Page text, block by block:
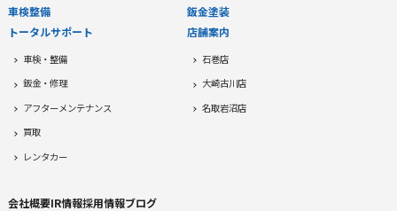
車検整備
鈑金塗装
トータルサポート
車検・整備
鈑金・修理
アフターメンテナンス
買取
レンタカー
店舗案内
石巻店
大崎古川店
名取岩沼店
会社概要IR情報採用情報ブログ